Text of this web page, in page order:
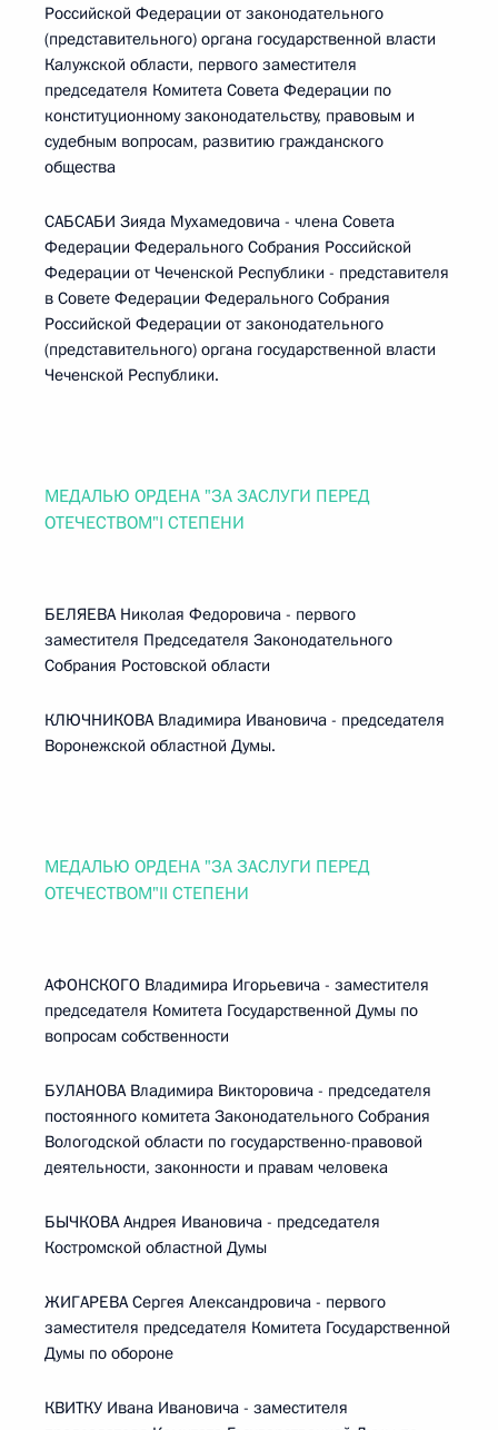
Российской Федерации от законодательного
(представительного) органа государственной власти
Калужской области, первого заместителя
председателя Комитета Совета Федерации по
конституционному законодательству, правовым и
судебным вопросам, развитию гражданского
общества
САБСАБИ Зияда Мухамедовича - члена Совета
Федерации Федерального Собрания Российской
Федерации от Чеченской Республики - представителя
в Совете Федерации Федерального Собрания
Российской Федерации от законодательного
(представительного) органа государственной власти
Чеченской Республики.
МЕДАЛЬЮ ОРДЕНА "ЗА ЗАСЛУГИ ПЕРЕД
ОТЕЧЕСТВОМ"I СТЕПЕНИ
БЕЛЯЕВА Николая Федоровича - первого
заместителя Председателя Законодательного
Собрания Ростовской области
КЛЮЧНИКОВА Владимира Ивановича - председателя
Воронежской областной Думы.
МЕДАЛЬЮ ОРДЕНА "ЗА ЗАСЛУГИ ПЕРЕД
ОТЕЧЕСТВОМ"II СТЕПЕНИ
АФОНСКОГО Владимира Игорьевича - заместителя
председателя Комитета Государственной Думы по
вопросам собственности
БУЛАНОВА Владимира Викторовича - председателя
постоянного комитета Законодательного Собрания
Вологодской области по государственно-правовой
деятельности, законности и правам человека
БЫЧКОВА Андрея Ивановича - председателя
Костромской областной Думы
ЖИГАРЕВА Сергея Александровича - первого
заместителя председателя Комитета Государственной
Думы по обороне
КВИТКУ Ивана Ивановича - заместителя